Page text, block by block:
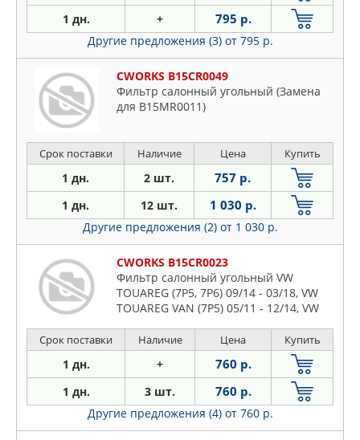
1 дн. + 795 р.
Другие предложения (3) от 795 р.
CWORKS B15CR0049
Фильтр салонный угольный (Замена
для B15MR0011)
Срок поставки Наличие Цена Купить
1 дн. 2 шт. 757 р.
1 дн. 12 шт. 1 030 р.
Другие предложения (2) от 1 030 р.
CWORKS B15CR0023
Фильтр салонный угольный VW
TOUAREG (7P5, 7P6) 09/14 - 03/18, VW
TOUAREG VAN (7P5) 05/11 - 12/14, VW
Срок поставки Наличие Цена Купить
1 дн. + 760 р.
1 дн. 3 шт. 760 р.
Другие предложения (4) от 760 р.